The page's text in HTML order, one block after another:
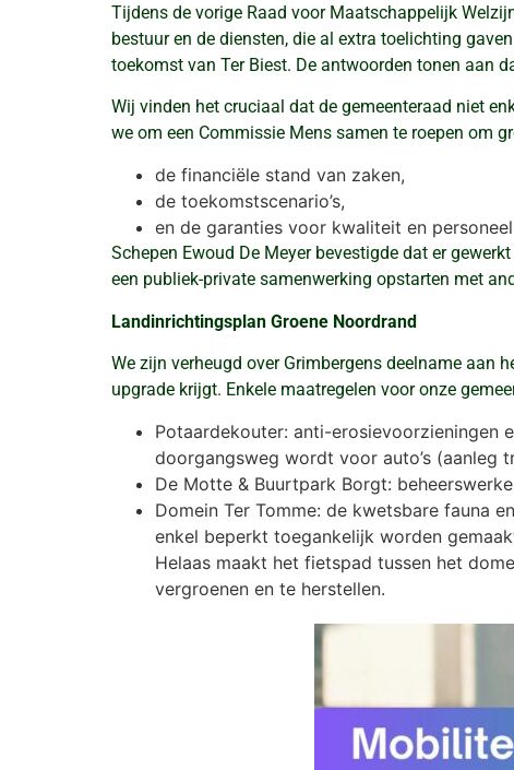
Tijdens de vorige Raad voor Maatschappelijk
bestuur en de diensten, die al extra toelichting
toekomst van Ter Biest. De antwoorden tonen aan
Wij vinden het cruciaal dat de gemeenteraad niet
we om een Commissie Mens samen te roepen om
de financiële stand van zaken,
de toekomstscenario’s,
en de garanties voor kwaliteit en
Schepen Ewoud De Meyer bevestigde dat er
een publiek-private samenwerking opstarten met
Landinrichtingsplan Groene Noordrand
We zijn verheugd over Grimbergens deelname aan
upgrade krijgt. Enkele maatregelen voor onze
Potaardekouter: anti-erosievoorzieningen
doorgangsweg wordt voor auto’s (aanleg
De Motte & Buurtpark Borgt:
Domein Ter Tomme: de kwetsbare fauna
enkel beperkt toegankelijk worden
Helaas maakt het fietspad tussen het
vergroenen en te herstellen.